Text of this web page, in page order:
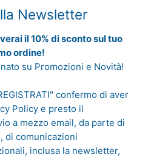
Newsletter
il 10% di sconto sul tuo
ordine!
su Promozioni e Novità!
confermo di aver
Policy e presto il
a mezzo email, da parte di
di comunicazioni
inclusa la newsletter,